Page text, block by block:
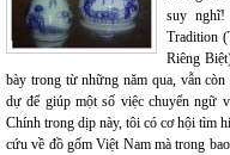
suy nghĩ!
Tradition
Riêng
bày trong từ những năm qua, vẫn
dự để giúp một số việc chuyển ngữ
Chính trong dịp này, tôi có cơ hội tìm
cứu về đồ gốm Việt Nam mà trong